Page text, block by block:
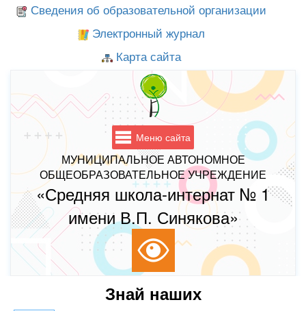
Сведения об образовательной организации
Электронный журнал
Карта сайта
Меню сайта
МУНИЦИПАЛЬНОЕ АВТОНОМНОЕ
ОБЩЕОБРАЗОВАТЕЛЬНОЕ УЧРЕЖДЕНИЕ
«Средняя школа-интернат № 1
имени В.П. Синякова»
Знай наших